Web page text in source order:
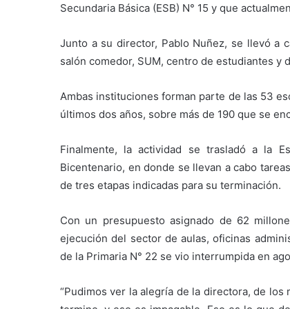
Secundaria Básica (ESB) N° 15 y que
Junto a su director, Pablo Nuñez, se llevó a
salón comedor, SUM, centro de estudiantes
Ambas instituciones forman parte de las 53
últimos dos años, sobre más de 190 que se
Finalmente, la actividad se trasladó a la
Bicentenario, en donde se llevan a cabo
de tres etapas indicadas para su terminación.
Con un presupuesto asignado de 62
ejecución del sector de aulas, oficinas
de la Primaria N° 22 se vio interrumpida en
“Pudimos ver la alegría de la directora, de